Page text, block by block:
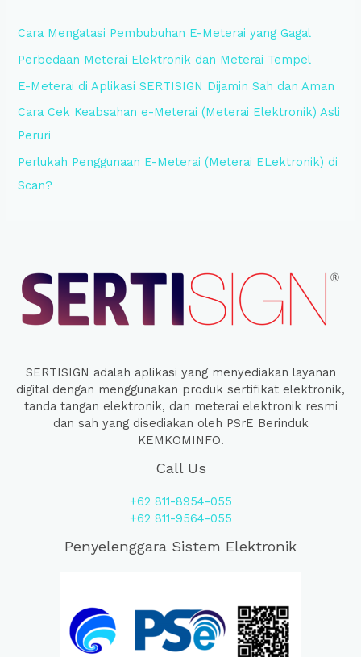
f
o
r
:
Cara Mengatasi Pembubuhan E-Meterai yang Gagal
Perbedaan Meterai Elektronik dan Meterai Tempel
E-Meterai di Aplikasi SERTISIGN Dijamin Sah dan Aman
Cara Cek Keabsahan e-Meterai (Meterai Elektronik) Asli
Peruri
Perlukah Penggunaan E-Meterai (Meterai ELektronik) di
Scan?
SERTISIGN adalah aplikasi yang menyediakan layanan
digital dengan menggunakan produk sertifikat elektronik,
tanda tangan elektronik, dan meterai elektronik resmi
dan sah yang disediakan oleh PSrE Berinduk
KEMKOMINFO.
Call Us
+62 811-8954-055
+62 811-9564-055
Penyelenggara Sistem Elektronik